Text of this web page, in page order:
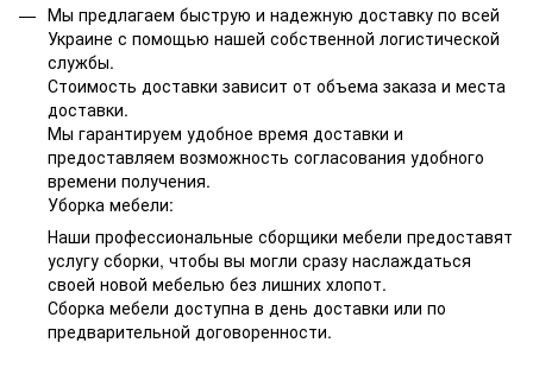
Мы предлагаем быструю и надежную доставку по всей
Украине с помощью нашей собственной логистической
службы.
Стоимость доставки зависит от объема заказа и места
доставки.
Мы гарантируем удобное время доставки и
предоставляем возможность согласования удобного
времени получения.
Уборка мебели:
Наши профессиональные сборщики мебели предоставят
услугу сборки, чтобы вы могли сразу наслаждаться
своей новой мебелью без лишних хлопот.
Сборка мебели доступна в день доставки или по
предварительной договоренности.